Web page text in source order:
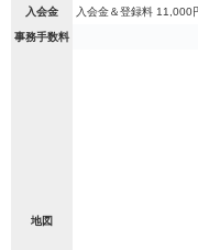
入会金 入会金＆登録料 11,000
事務手数料
地図